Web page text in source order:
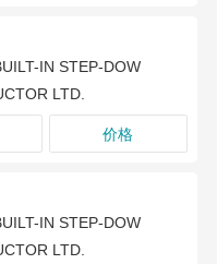
IN STEP-DOW
LTD.
价格
IN STEP-DOW
LTD.